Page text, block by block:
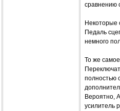
сравнению
Некоторые
Педаль
немного
То же
полностью
Вероятно,
усилитель